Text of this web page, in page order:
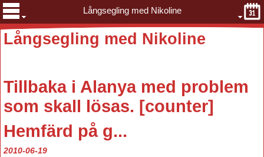
Långsegling med Nikoline
Långsegling med Nikoline
Tillbaka i Alanya med problem
som skall lösas. [counter]
Hemfärd på g...
2010-06-19